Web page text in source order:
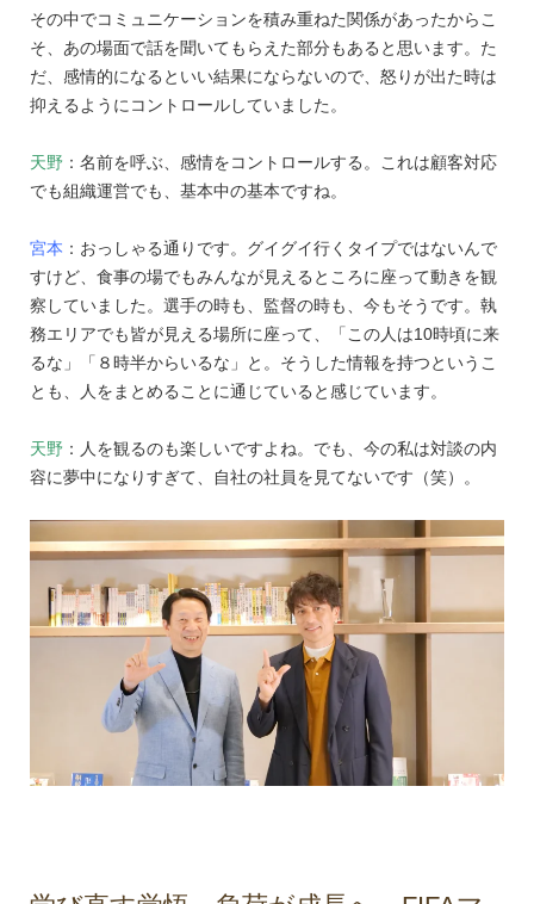
その中でコミュニケーションを積み重ねた関係があったからこ
そ、あの場面で話を聞いてもらえた部分もあると思います。た
だ、感情的になるといい結果にならないので、怒りが出た時は
抑えるようにコントロールしていました。
天野 ：名前を呼ぶ、感情をコントロールする。これは顧客対応
でも組織運営でも、基本中の基本ですね。
宮本 ：おっしゃる通りです。グイグイ行くタイプではないんで
すけど、食事の場でもみんなが見えるところに座って動きを観
察していました。選手の時も、監督の時も、今もそうです。執
務エリアでも皆が見える場所に座って、「この人は10時頃に来
るな」「８時半からいるな」と。そうした情報を持つというこ
とも、人をまとめることに通じていると感じています。
天野 ：人を観るのも楽しいですよね。でも、今の私は対談の内
容に夢中になりすぎて、自社の社員を見てないです（笑）。